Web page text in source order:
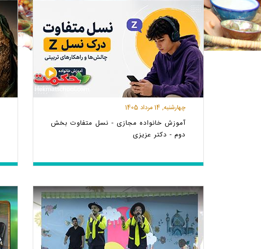
چهارشنبه, 14 مرداد 1405
آموزش خانواده مجازی - نسل متفاوت بخش
دوم - دکتر عزیزی